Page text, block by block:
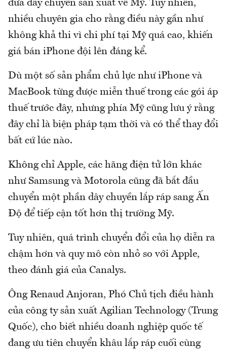
đưa dây chuyền sản xuất về Mỹ. Tuy nhiên,
nhiều chuyên gia cho rằng điều này gần như
không khả thi vì chi phí tại Mỹ quá cao, khiến
giá bán iPhone đội lên đáng kể.
Dù một số sản phẩm chủ lực như iPhone và
MacBook từng được miễn thuế trong các gói áp
thuế trước đây, nhưng phía Mỹ cũng lưu ý rằng
đây chỉ là biện pháp tạm thời và có thể thay đổi
bất cứ lúc nào.
Không chỉ Apple, các hãng điện tử lớn khác
như Samsung và Motorola cũng đã bắt đầu
chuyển một phần dây chuyền lắp ráp sang Ấn
Độ để tiếp cận tốt hơn thị trường Mỹ.
Tuy nhiên, quá trình chuyển đổi của họ diễn ra
chậm hơn và quy mô còn nhỏ so với Apple,
theo đánh giá của Canalys.
Ông Renaud Anjoran, Phó Chủ tịch điều hành
của công ty sản xuất Agilian Technology (Trung
Quốc), cho biết nhiều doanh nghiệp quốc tế
đang ưu tiên chuyển khâu lắp ráp cuối cùng